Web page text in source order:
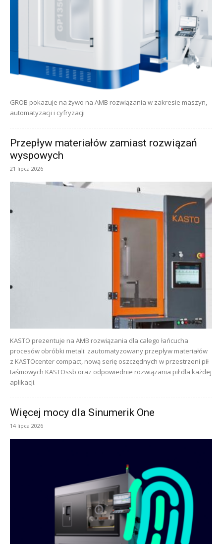
GROB pokazuje na żywo na AMB rozwiązania w zakresie maszyn,
automatyzacji i cyfryzacji
Przepływ materiałów zamiast rozwiązań
wyspowych
21 lipca 2026
KASTO prezentuje na AMB rozwiązania dla całego łańcucha
procesów obróbki metali: zautomatyzowany przepływ materiałów
z KASTOcenter compact, nową serię oszczędnych w przestrzeni pił
taśmowych KASTOssb oraz odpowiednie rozwiązania pił dla każdej
aplikacji.
Więcej mocy dla Sinumerik One
14 lipca 2026